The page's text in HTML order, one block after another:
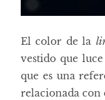
El color de la
vestido que
que es una
relacionada con